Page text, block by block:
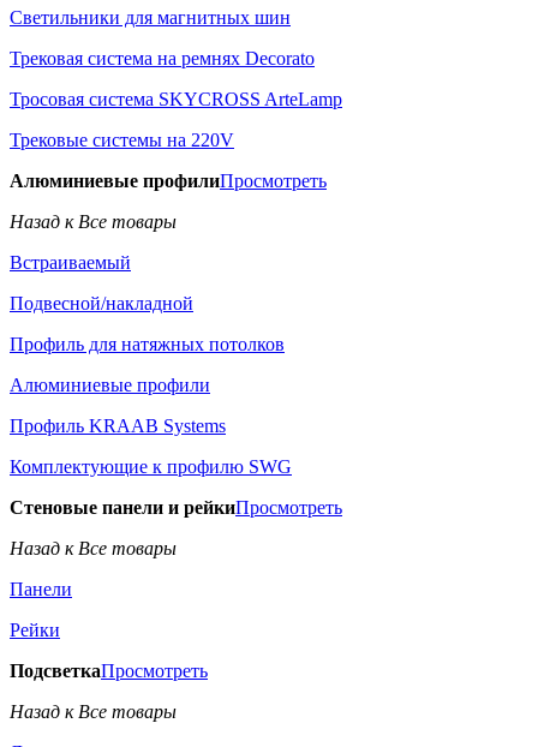
Светильники для магнитных шин
Трековая система на ремнях Decorato
Тросовая система SKYCROSS ArteLamp
Трековые системы на 220V
Алюминиевые профилиПросмотреть
Назад к Все товары
Встраиваемый
Подвесной/накладной
Профиль для натяжных потолков
Алюминиевые профили
Профиль KRAAB Systems
Комплектующие к профилю SWG
Стеновые панели и рейкиПросмотреть
Назад к Все товары
Панели
Рейки
ПодсветкаПросмотреть
Назад к Все товары